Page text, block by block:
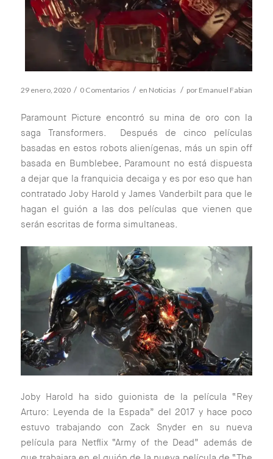
29 enero, 2020 / 0 Comentarios / en Noticias / por Emanuel Fabian
Paramount Picture encontró su mina de oro con la
saga Transformers. Después de cinco películas
basadas en estos robots alienígenas, más un spin off
basada en Bumblebee, Paramount no está dispuesta
a dejar que la franquicia decaiga y es por eso que han
contratado Joby Harold y James Vanderbilt para que le
hagan el guión a las dos películas que vienen que
serán escritas de forma simultaneas.
Joby Harold ha sido guionista de la película “Rey
Arturo: Leyenda de la Espada” del 2017 y hace poco
estuvo trabajando con Zack Snyder en su nueva
película para Netflix “Army of the Dead” además de